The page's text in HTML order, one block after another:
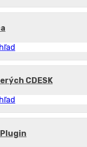
CDESK
Plugin